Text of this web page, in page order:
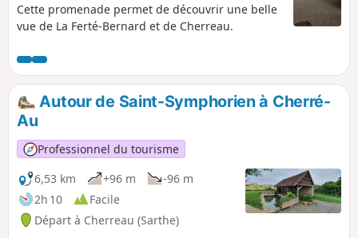
Cette promenade permet de découvrir une belle
vue de La Ferté-Bernard et de Cherreau.
Autour de Saint-Symphorien à Cherré-
Au
Professionnel du tourisme
6,53 km
+96 m
-96 m
2h 10
Facile
Départ à Cherreau (Sarthe)